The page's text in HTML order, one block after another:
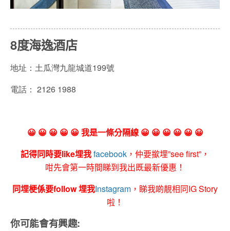
8度海逸酒店
地址：土瓜灣九龍城道199號
電話： 2126 1988
😀 😀 😀 😀 😀 我是一條分隔線 😀 😀 😀 😀 😀 😀
記得同時要like埋我facebook ，仲要撳埋”see first”，
咁先會第一時間睇到我出既最新優惠！
同埋梗係要follow 埋我Instagram ，睇我啲靚相同IG Story
啦！
你可能會有興趣: